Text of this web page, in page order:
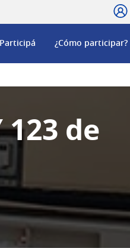
Participá ¿Cómo participar?
de